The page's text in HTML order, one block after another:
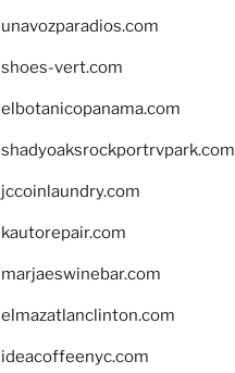
unavozparadios.com
shoes-vert.com
elbotanicopanama.com
shadyoaksrockportrvpark.com
jccoinlaundry.com
kautorepair.com
marjaeswinebar.com
elmazatlanclinton.com
ideacoffeenyc.com